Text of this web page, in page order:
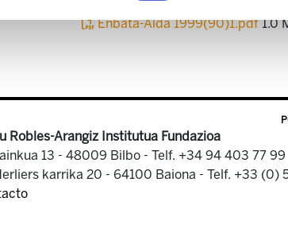
Enbata-Alda 1999(90)1.pdf1.0
Robles-Arangiz Institutua Fundazioa
13 - 48009 Bilbo - Telf. +34 94 403 77 99
karrika 20 - 64100 Baiona - Telf. +33 (0)